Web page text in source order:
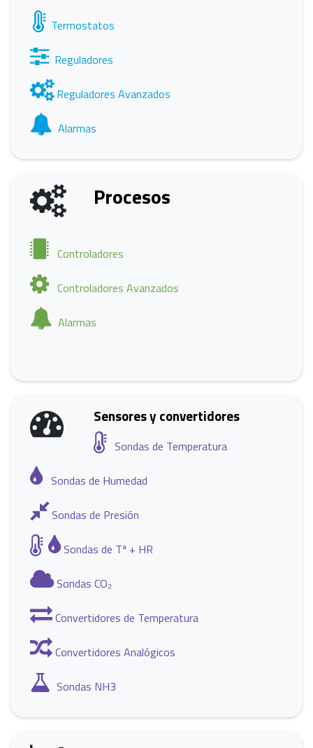
Termostatos
Reguladores
Reguladores Avanzados
Alarmas
Procesos
Controladores
Controladores Avanzados
Alarmas
Sensores y convertidores
Sondas de Temperatura
Sondas de Humedad
Sondas de Presión
Sondas de Tª + HR
Sondas CO₂
Convertidores de Temperatura
Convertidores Analógicos
Sondas NH3